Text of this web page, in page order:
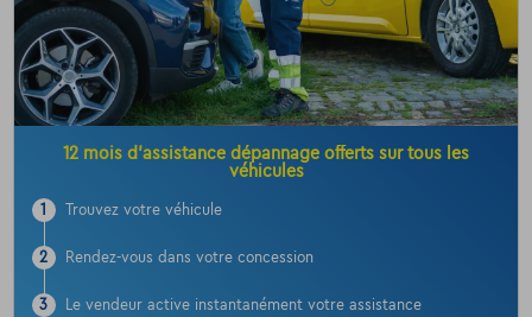
12 mois d’assistance dépannage offerts sur tous les
véhicules
1 Trouvez votre véhicule
2 Rendez-vous dans votre concession
3 Le vendeur active instantanément votre assistance